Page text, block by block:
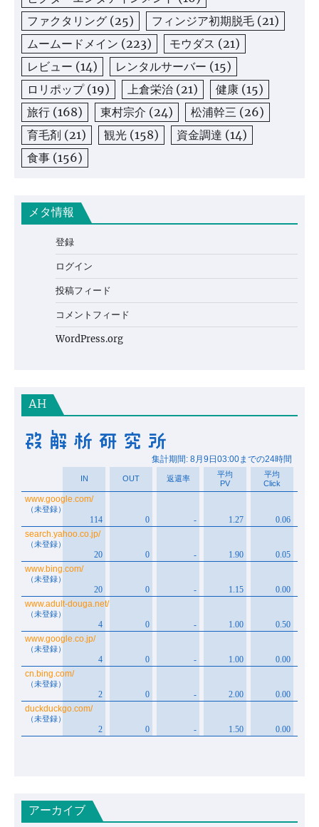
ファクタリング (25) フィンジア初期脱毛 (21)
ムームードメイン (223) モウダス (21)
レビュー (14) レンタルサーバー (15)
ロリポップ(19) 上倉栄治 (21) 健康 (15)
旅行 (168) 東村宗介 (24) 松浦幹三 (26)
育毛剤 (21) 観光 (158) 資金調達 (14)
食事 (156)
メタ情報
登録
ログイン
投稿フィード
コメントフィード
WordPress.org
AH
アーカイブ